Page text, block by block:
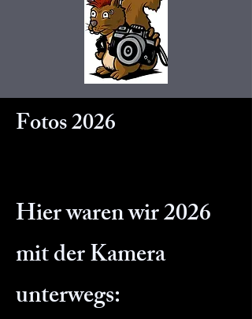
Fotos 2026
Hier waren wir 2026
mit der Kamera
unterwegs: